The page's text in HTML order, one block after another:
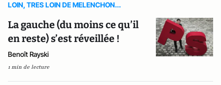
LOIN, TRES LOIN DE MELENCHON...
La gauche (du moins ce qu’il
en reste) s’est réveillée !
Benoît Rayski
1 min de lecture